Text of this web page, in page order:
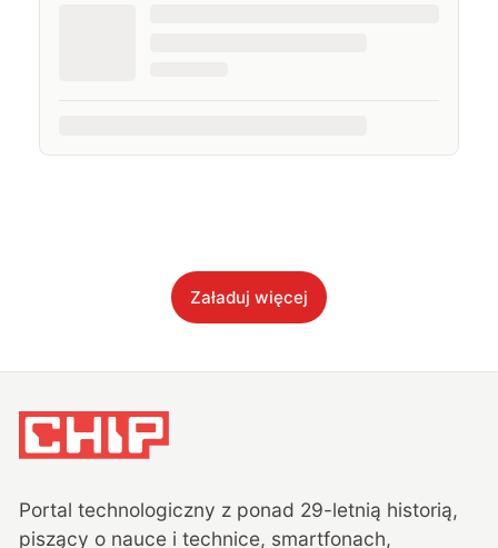
Załaduj więcej
Portal technologiczny z ponad 29-letnią historią,
piszący o nauce i technice, smartfonach,